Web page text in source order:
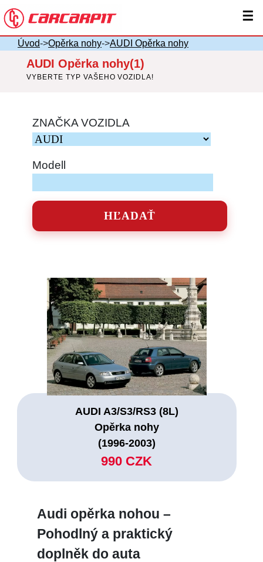
☰
Úvod->Opěrka nohy->AUDI Opěrka nohy
AUDI Opěrka nohy(1)
VYBERTE TYP VAŠEHO VOZIDLA!
ZNAČKA VOZIDLA
Modell
HĽADAŤ
AUDI A3/S3/RS3 (8L)
Opěrka nohy
(1996-2003)
990 CZK
Audi opěrka nohou –
Pohodlný a praktický
doplněk do auta